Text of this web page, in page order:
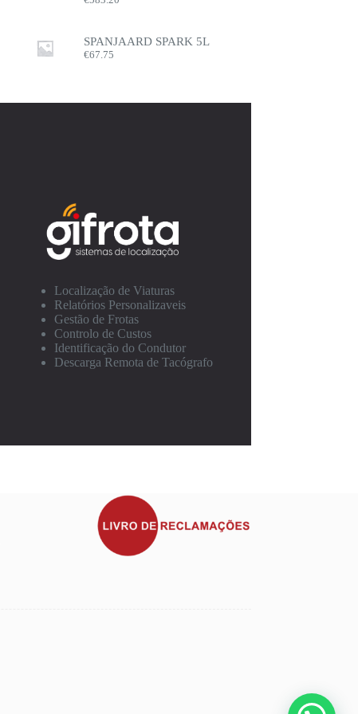
SPANJAARD SPARK 5L
€67.75
Localização de Viaturas
Relatórios Personalizaveis
Gestão de Frotas
Controlo de Custos
Identificação do Condutor
Descarga Remota de Tacógrafo